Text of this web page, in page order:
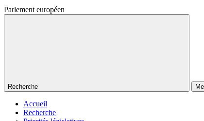
Parlement européen
Recherche
Accueil
Recherche